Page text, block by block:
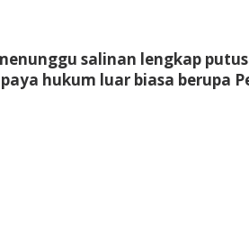
salinan lengkap
hukum luar biasa berupa